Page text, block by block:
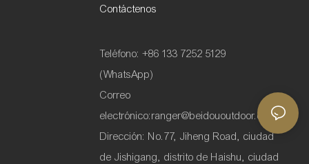
Contáctenos
Teléfono: +86 133 7252 5129
(WhatsApp)
Correo
electrónico:ranger@beidououtdoor.com
Dirección: No.77, Jiheng Road, ciudad
de Jishigang, distrito de Haishu, ciudad